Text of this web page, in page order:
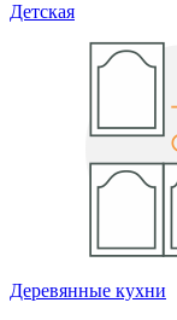
Детская
Деревянные кухни